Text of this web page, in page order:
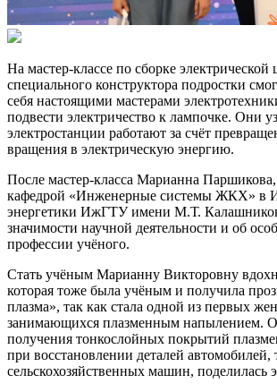
На мастер-классе по сборке
специального конструктора подростки
себя настоящими мастерами
подвести электричество к лампочке. Они
электростанции работают за счёт
вращения в электрическую энергию.
После мастер-класса Марианна
кафедрой «Инженерные системы ЖКХ» в
энергетики ИжГТУ имени М.Т.
значимости научной деятельности и об
профессии учёного.
Стать учёным Марианну Викторовну
которая тоже была учёным и получила
плазма», так как стала одной из первых
занимающихся плазменным напылением.
получения тонкослойных покрытий
при восстановлении деталей автомобилей,
сельскохозяйственных машин, поделилась